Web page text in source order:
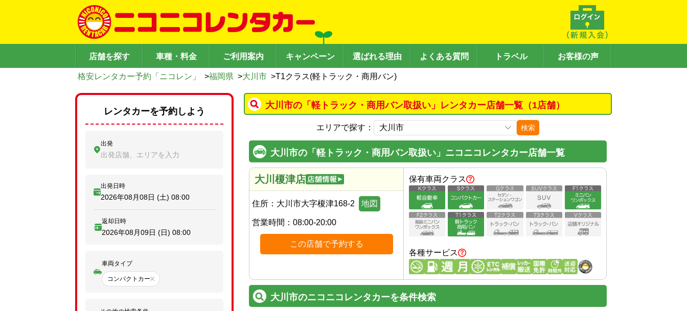
店舗を探す 車種・料金 ご利用案内 キャンペーン 選ばれる理由 よくある質問 トラベル お客様の声
格安レンタカー予約「ニコレン」 >福岡県 >大川市 >T1クラス(軽トラック・商用バン)
大川市の「軽トラック・商用バン取扱い」レンタカー店舗一覧（1店舗）
エリアで探す： 検索
大川市の「軽トラック・商用バン取扱い」ニコニコレンタカー店舗一覧
大川榎津店
住所： 大川市大字榎津168-2 地図
営業時間： 08:00-20:00
この店舗で予約する
保有車両クラス
各種サービス
大川市のニコニコレンタカーを条件検索
レンタカーを予約しよう
出発
出発店舗、エリアを入力
出発日時
2026年08月08日 (土) 08:00
返却日時
2026年08月09日 (日) 08:00
車両タイプ
コンパクトカー